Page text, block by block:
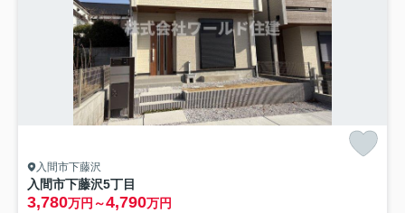
入間市下藤沢
入間市下藤沢5丁目
3,780万円～4,790万円